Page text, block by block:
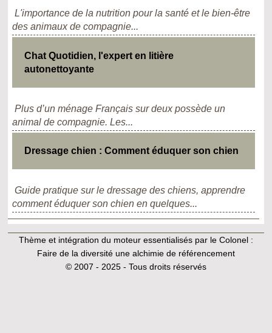
L'importance de la nutrition pour la santé et le bien-être
des animaux de compagnie...
Chat Quotidien, l'expert en litière
autonettoyante
Plus d’un ménage Français sur deux possède un
animal de compagnie. Les...
Dressage chien : Comment éduquer son chien
Guide pratique sur le dressage des chiens, apprendre
comment éduquer son chien en quelques...
Thème et intégration du moteur essentialisés par le Colonel :
Faire de la diversité une alchimie de référencement
© 2007 - 2025 - Tous droits réservés